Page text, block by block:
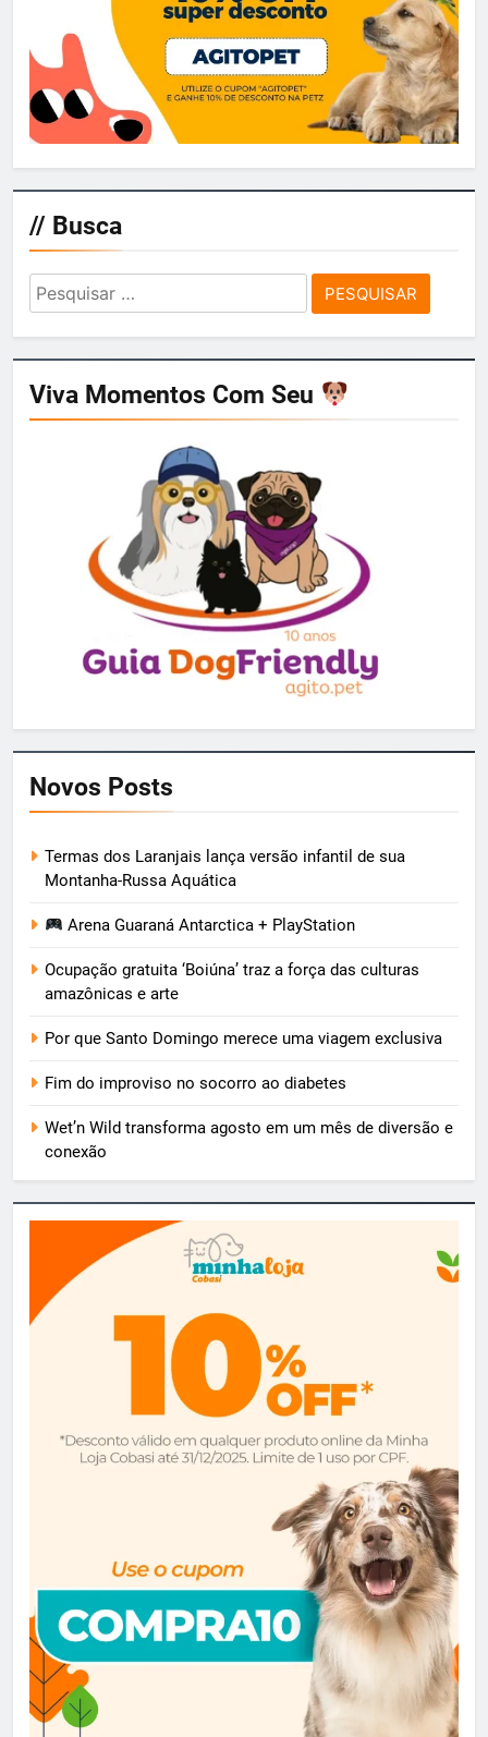
// Busca
Pesquisar
por:
Viva Momentos Com Seu
Novos Posts
Termas dos Laranjais lança versão infantil de sua
Montanha-Russa Aquática
Arena Guaraná Antarctica + PlayStation
Ocupação gratuita ‘Boiúna’ traz a força das culturas
amazônicas e arte
Por que Santo Domingo merece uma viagem exclusiva
Fim do improviso no socorro ao diabetes
Wet’n Wild transforma agosto em um mês de diversão e
conexão